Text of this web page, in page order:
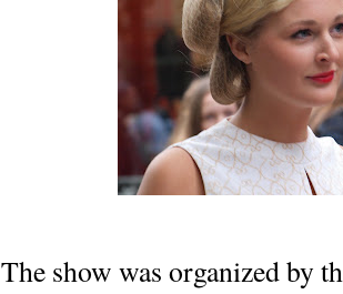
The show was organized by